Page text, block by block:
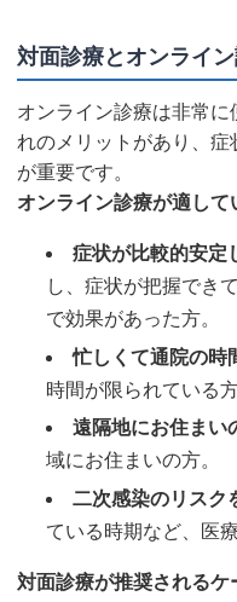
対面診療とオンライ
オンライン診療は非常
れのメリットがあり、
が重要です。
オンライン診療が適して
症状が比較的安定
し、症状が把握でき
で効果があった方。
忙しくて通院の時
時間が限られている方
遠隔地にお住まい
域にお住まいの方。
二次感染のリスク
ている時期など、医
対面診療が推奨されるケ